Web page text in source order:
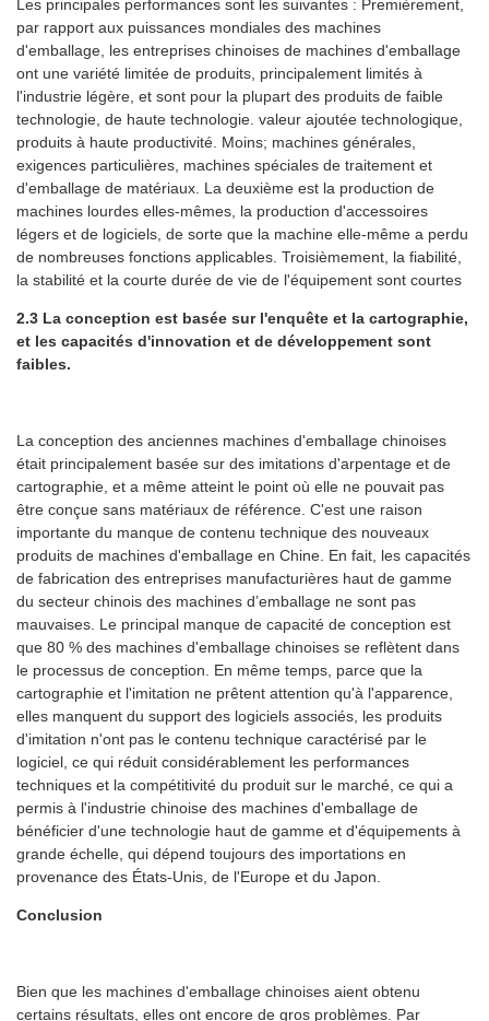
Les principales performances sont les suivantes : Premièrement,
par rapport aux puissances mondiales des machines
d'emballage, les entreprises chinoises de machines d'emballage
ont une variété limitée de produits, principalement limités à
l'industrie légère, et sont pour la plupart des produits de faible
technologie, de haute technologie. valeur ajoutée technologique,
produits à haute productivité. Moins; machines générales,
exigences particulières, machines spéciales de traitement et
d'emballage de matériaux. La deuxième est la production de
machines lourdes elles-mêmes, la production d'accessoires
légers et de logiciels, de sorte que la machine elle-même a perdu
de nombreuses fonctions applicables. Troisièmement, la fiabilité,
la stabilité et la courte durée de vie de l'équipement sont courtes
2.3 La conception est basée sur l'enquête et la cartographie,
et les capacités d'innovation et de développement sont
faibles.
La conception des anciennes machines d'emballage chinoises
était principalement basée sur des imitations d'arpentage et de
cartographie, et a même atteint le point où elle ne pouvait pas
être conçue sans matériaux de référence. C'est une raison
importante du manque de contenu technique des nouveaux
produits de machines d'emballage en Chine. En fait, les capacités
de fabrication des entreprises manufacturières haut de gamme
du secteur chinois des machines d’emballage ne sont pas
mauvaises. Le principal manque de capacité de conception est
que 80 % des machines d'emballage chinoises se reflètent dans
le processus de conception. En même temps, parce que la
cartographie et l'imitation ne prêtent attention qu'à l'apparence,
elles manquent du support des logiciels associés, les produits
d'imitation n'ont pas le contenu technique caractérisé par le
logiciel, ce qui réduit considérablement les performances
techniques et la compétitivité du produit sur le marché, ce qui a
permis à l'industrie chinoise des machines d'emballage de
bénéficier d'une technologie haut de gamme et d'équipements à
grande échelle, qui dépend toujours des importations en
provenance des États-Unis, de l'Europe et du Japon.
Conclusion
Bien que les machines d'emballage chinoises aient obtenu
certains résultats, elles ont encore de gros problèmes. Par